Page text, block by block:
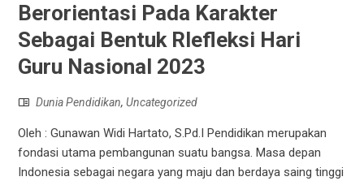
Berorientasi Pada Karakter
Sebagai Bentuk Rlefleksi Hari
Guru Nasional 2023
Dunia Pendidikan,Uncategorized
Oleh : Gunawan Widi Hartato, S.Pd.I Pendidikan merupakan
fondasi utama pembangunan suatu bangsa. Masa depan
Indonesia sebagai negara yang maju dan berdaya saing tinggi